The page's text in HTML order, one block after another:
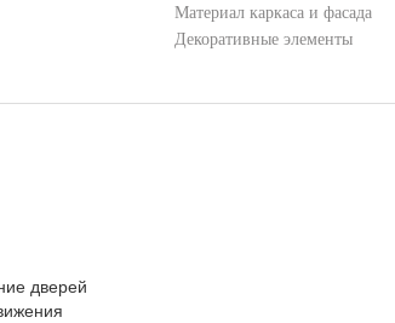
Материал каркаса и фасада
Декоративные элементы
дверей